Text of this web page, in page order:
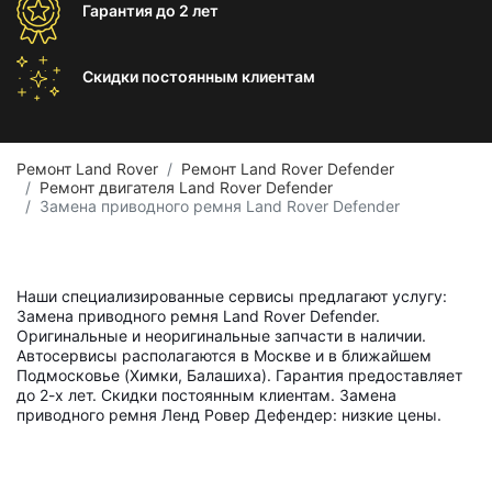
Гарантиядо 2 лет
Скидки постоянным клиентам
Ремонт Land Rover
Ремонт Land Rover Defender
Ремонт двигателя Land Rover Defender
Замена приводного ремня Land Rover Defender
Наши специализированные сервисы предлагают услугу:
Замена приводного ремня Land Rover Defender.
Оригинальные и неоригинальные запчасти в наличии.
Автосервисы располагаются в Москве и в ближайшем
Подмосковье (Химки, Балашиха). Гарантия предоставляет
до 2-х лет. Скидки постоянным клиентам. Замена
приводного ремня Ленд Ровер Дефендер: низкие цены.